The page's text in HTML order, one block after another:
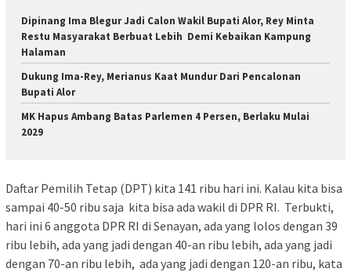
Dipinang Ima Blegur Jadi Calon Wakil Bupati Alor, Rey Minta
Restu Masyarakat Berbuat Lebih Demi Kebaikan Kampung
Halaman
Dukung Ima-Rey, Merianus Kaat Mundur Dari Pencalonan
Bupati Alor
MK Hapus Ambang Batas Parlemen 4 Persen, Berlaku Mulai
2029
Daftar Pemilih Tetap (DPT) kita 141 ribu hari ini. Kalau kita bisa
sampai 40-50 ribu saja kita bisa ada wakil di DPR RI. Terbukti,
hari ini 6 anggota DPR RI di Senayan, ada yang lolos dengan 39
ribu lebih, ada yang jadi dengan 40-an ribu lebih, ada yang jadi
dengan 70-an ribu lebih, ada yang jadi dengan 120-an ribu, kata